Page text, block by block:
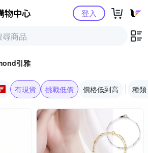
Yahoo購物中心登入
引雅
有現貨 挑戰低價 價格低到高 種類